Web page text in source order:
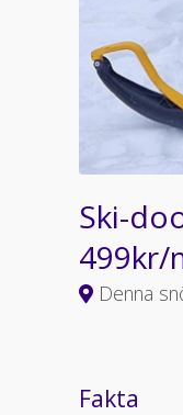
Ski-
499kr/
Denna
Fakta